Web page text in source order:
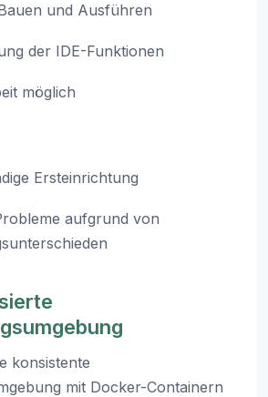
und Ausführen
der IDE-Funktionen
möglich
Ersteinrichtung
aufgrund von
konsistente
mit Docker-Containern